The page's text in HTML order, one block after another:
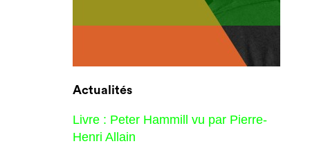
Actualités
Livre : Peter Hammill vu par Pierre-
Henri Allain